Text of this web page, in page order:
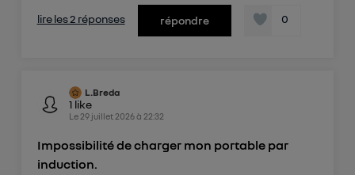
lire les 2 réponses répondre 0
L.Breda
1 like
Le 29 juillet 2026à 22:32
Impossibilité de charger mon portable par
induction.
de votre contrat internet (ex : votre numéro de
téléphone).
même connexion et ayant consenties se verront
attribuer le même identifiant. En général :
sur la navigation des membres du foyer ayant consentis.
connexion mobile
, la personnalisation sera basée
uniquement sur la navigation de l'utilisateur du mobile.